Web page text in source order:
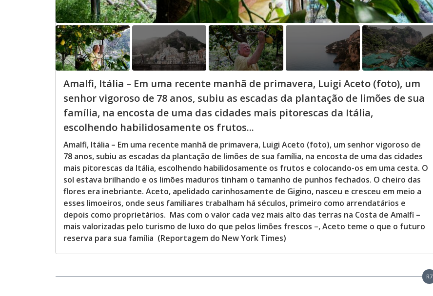
Amalfi, Itália – Em uma recente manhã de primavera, Luigi Aceto (foto), um
senhor vigoroso de 78 anos, subiu as escadas da plantação de limões de sua
família, na encosta de uma das cidades mais pitorescas da Itália,
escolhendo habilidosamente os frutos...
Amalfi, Itália – Em uma recente manhã de primavera, Luigi Aceto (foto), um senhor vigoroso de
78 anos, subiu as escadas da plantação de limões de sua família, na encosta de uma das cidades
mais pitorescas da Itália, escolhendo habilidosamente os frutos e colocando-os em uma cesta. O
sol estava brilhando e os limões maduros tinham o tamanho de punhos fechados. O cheiro das
flores era inebriante. Aceto, apelidado carinhosamente de Gigino, nasceu e cresceu em meio a
esses limoeiros, onde seus familiares trabalham há séculos, primeiro como arrendatários e
depois como proprietários. Mas com o valor cada vez mais alto das terras na Costa de Amalfi –
mais valorizadas pelo turismo de luxo do que pelos limões frescos –, Aceto teme o que o futuro
reserva para sua família (Reportagem do New York Times)
R7